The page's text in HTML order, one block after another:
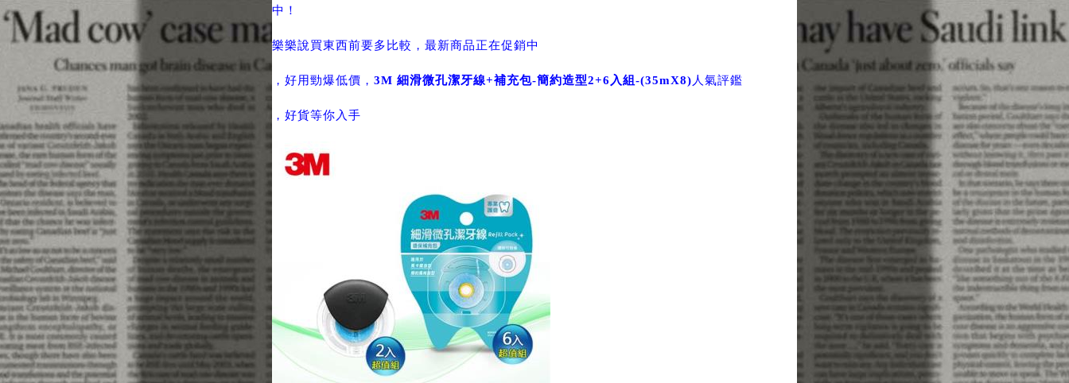
中！
樂樂說買東西前要多比較，最新商品正在促銷中
，好用勁爆低價， 3M 細滑微孔潔牙線+補充包-簡約造型2+6入組-(35mX8) 人氣評鑑
，好貨等你入手